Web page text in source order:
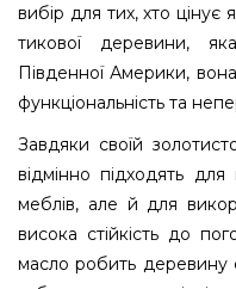
вибір для тих, хто цінує
тикової деревини,
Південної Америки,
функціональність та
Завдяки своїй
відмінно підходять
меблів, але й для
висока стійкість до
масло робить деревину